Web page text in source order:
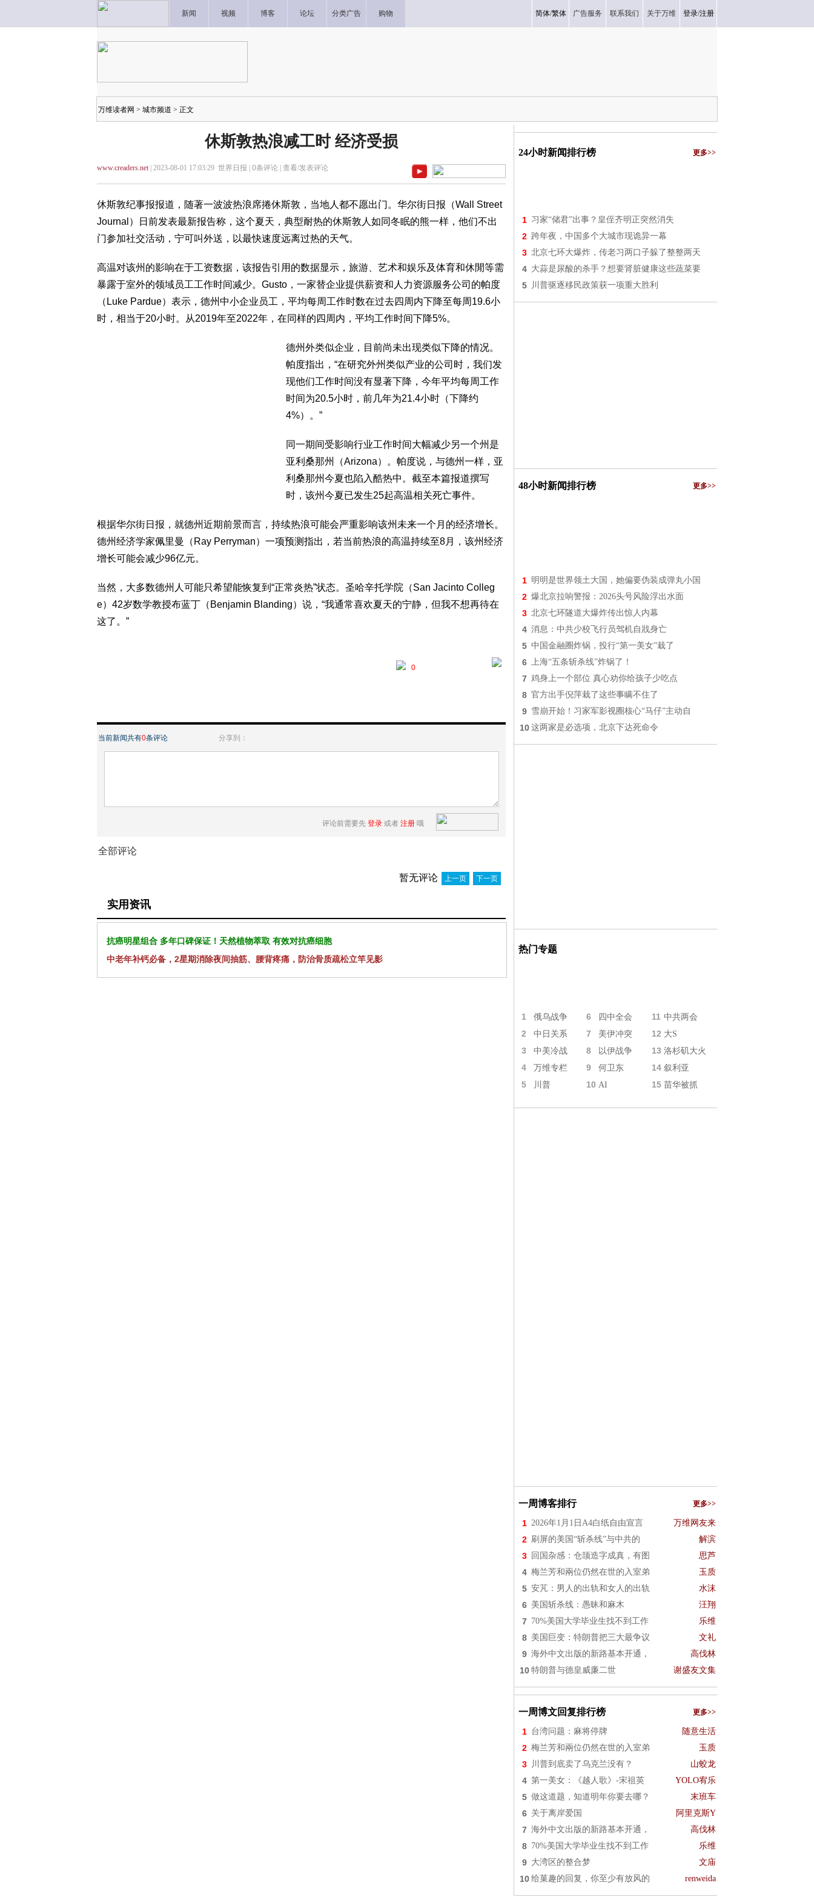
新闻 视频 博客 论坛 分类广告 购物 简体/繁体 广告服务 联系我们 关于万维 登录/注册
万维读者网 > 城市频道 > 正文
休斯敦热浪减工时 经济受损
www.creaders.net| 2023-08-01 17:03:29 世界日报 | 0条评论 | 查看/发表评论
休斯敦纪事报报道，随著一波波热浪席捲休斯敦，当地人都不愿出门。华尔街日报（Wall Street
Journal）日前发表最新报告称，这个夏天，典型耐热的休斯敦人如同冬眠的熊一样，他们不出
门参加社交活动，宁可叫外送，以最快速度远离过热的天气。
高温对该州的影响在于工资数据，该报告引用的数据显示，旅游、艺术和娱乐及体育和休閒等需
暴露于室外的领域员工工作时间减少。Gusto，一家替企业提供薪资和人力资源服务公司的帕度
（Luke Pardue）表示，德州中小企业员工，平均每周工作时数在过去四周内下降至每周19.6小
时，相当于20小时。从2019年至2022年，在同样的四周内，平均工作时间下降5%。
德州外类似企业，目前尚未出现类似下降的情况。
帕度指出，“在研究外州类似产业的公司时，我们发
现他们工作时间没有显著下降，今年平均每周工作
时间为20.5小时，前几年为21.4小时（下降约
4%）。”
同一期间受影响行业工作时间大幅减少另一个州是
亚利桑那州（Arizona）。帕度说，与德州一样，亚
利桑那州今夏也陷入酷热中。截至本篇报道撰写
时，该州今夏已发生25起高温相关死亡事件。
根据华尔街日报，就德州近期前景而言，持续热浪可能会严重影响该州未来一个月的经济增长。
德州经济学家佩里曼（Ray Perryman）一项预测指出，若当前热浪的高温持续至8月，该州经济
增长可能会减少96亿元。
当然，大多数德州人可能只希望能恢复到“正常炎热”状态。圣哈辛托学院（San Jacinto Colleg
e）42岁数学教授布蓝丁（Benjamin Blanding）说，“我通常喜欢夏天的宁静，但我不想再待在
这了。”
0
当前新闻共有0条评论 分享到：
评论前需要先 登录 或者 注册 哦
全部评论
暂无评论 上一页 下一页
实用资讯
抗癌明星组合 多年口碑保证！天然植物萃取 有效对抗癌细胞
中老年补钙必备，2星期消除夜间抽筋、腰背疼痛，防治骨质疏松立竿见影
24小时新闻排行榜 更多>>
1 习家“储君”出事？皇侄齐明正突然消失
2 跨年夜，中国多个大城市现诡异一幕
3 北京七环大爆炸，传老习两口子躲了整整两天
4 大蒜是尿酸的杀手？想要肾脏健康这些蔬菜要
5 川普驱逐移民政策获一项重大胜利
48小时新闻排行榜 更多>>
1 明明是世界领土大国，她偏要伪装成弹丸小国
2 爆北京拉响警报：2026头号风险浮出水面
3 北京七环隧道大爆炸传出惊人内幕
4 消息：中共少校飞行员驾机自戕身亡
5 中国金融圈炸锅，投行“第一美女”栽了
6 上海“五条斩杀线”炸锅了！
7 鸡身上一个部位 真心劝你给孩子少吃点
8 官方出手倪萍栽了这些事瞒不住了
9 雪崩开始！习家军影视圈核心“马仔”主动自
10 这两家是必选项，北京下达死命令
热门专题
1 俄乌战争 6 四中全会 11 中共两会
2 中日关系 7 美伊冲突 12 大S
3 中美冷战 8 以伊战争 13 洛杉矶大火
4 万维专栏 9 何卫东 14 叙利亚
5 川普 10 AI 15 苗华被抓
一周博客排行 更多>>
1 2026年1月1日A4白纸自由宣言 万维网友来
2 刷屏的美国“斩杀线”与中共的 解滨
3 回国杂感：仓颉造字成真，有图 思芦
4 梅兰芳和兩位仍然在世的入室弟 玉质
5 安芃：男人的出轨和女人的出轨 水沫
6 美国斩杀线：愚昧和麻木 汪翔
7 70%美国大学毕业生找不到工作 乐维
8 美国巨变：特朗普把三大最争议 文礼
9 海外中文出版的新路基本开通， 高伐林
10 特朗普与德皇威廉二世 谢盛友文集
一周博文回复排行榜 更多>>
1 台湾问题：麻将停牌 随意生活
2 梅兰芳和兩位仍然在世的入室弟 玉质
3 川普到底卖了乌克兰没有？ 山蛟龙
4 第一美女：《越人歌》-宋祖英 YOLO宥乐
5 做这道题，知道明年你要去哪？ 末班车
6 关于离岸爱国 阿里克斯Y
7 海外中文出版的新路基本开通， 高伐林
8 70%美国大学毕业生找不到工作 乐维
9 大湾区的整合梦 文庙
10 给菓趣的回复，你至少有放风的 renweida